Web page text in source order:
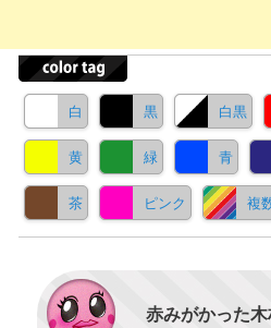
白 黒 白黒
黄 緑 青
茶 ピンク 複
赤みがかった